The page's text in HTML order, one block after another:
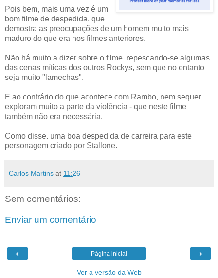
Pois bem, mais uma vez é um
bom filme de despedida, que
demostra as preocupações de um homem muito mais
maduro do que era nos filmes anteriores.
Não há muito a dizer sobre o filme, repescando-se algumas
das cenas míticas dos outros Rockys, sem que no entanto
seja muito "lamechas".
E ao contrário do que acontece com Rambo, nem sequer
exploram muito a parte da violência - que neste filme
também não era necessária.
Como disse, uma boa despedida de carreira para este
personagem criado por Stallone.
Carlos Martins at 11:26
Sem comentários:
Enviar um comentário
‹ ›
Página inicial
Ver a versão da Web